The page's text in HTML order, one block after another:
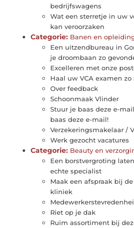
bedrijfswagens
Wat een sterretje in uw
kan veroorzaken
Categorie: Banen en
Een uitzendbureau in
je droombaan zo
Excelleren met onze
Haal uw VCA examen
Over feedback
Schoonmaak Vlinder
Stuur je baas deze e-
baas deze e-mail!
Verzekeringsmakelaar /
Werk gezocht vacatures
Categorie: Beauty en
Een borstvergroting
echte specialist
Maak een afspraak bij
kliniek
Riet op je dak
Ruim assortiment bij